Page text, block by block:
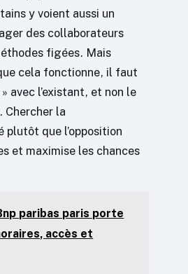
y voient aussi un
des collaborateurs
figées. Mais
cela fonctionne, il faut
avec l’existant, et non le
Chercher la
plutôt que l’opposition
et maximise les chances
paribas paris porte
accès et